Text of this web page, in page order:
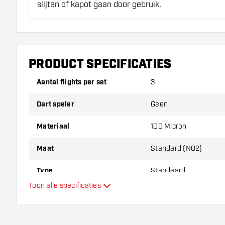
slijten of kapot gaan door gebruik.
Probeer eens een andere vorm, materiaal of dikte
erachter te komen welke variant het beste bij je
PRODUCT SPECIFICATIES
Aantal flights per set 3
Dart speler Geen
Materiaal 100 Micron
Maat Standard (NO2)
Type Standaard
Toon alle specificaties